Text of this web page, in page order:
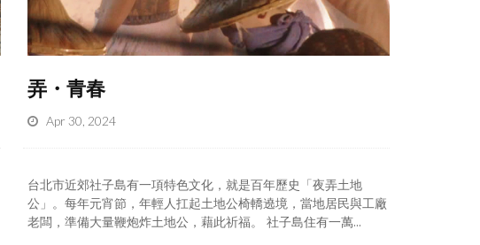
弄・青春
Apr 30, 2024
台北市近郊社子島有一項特色文化，就是百年歷史「夜弄土地
公」。每年元宵節，年輕人扛起土地公椅轎遶境，當地居民與工廠
老闆，準備大量鞭炮炸土地公，藉此祈福。 社子島住有一萬...